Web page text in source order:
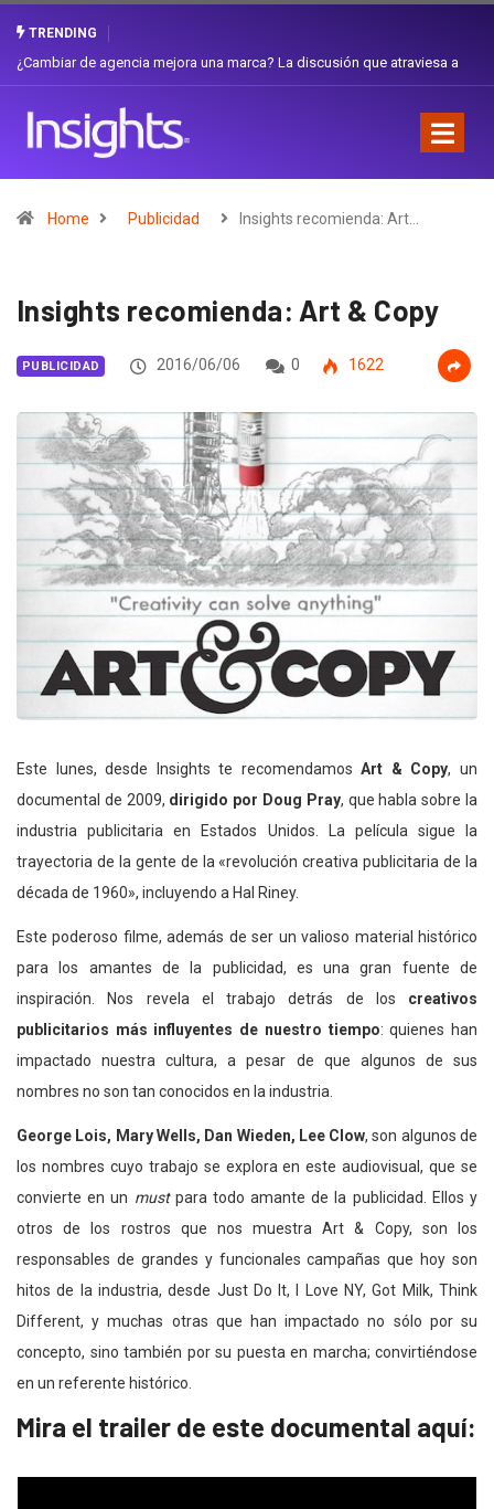
TRENDING
Gabriela Herrera y el arte de cambiarse el sombrero en Corporación
Home Publicidad Insights recomienda: Art…
Insights recomienda: Art & Copy
PUBLICIDAD 2016/06/06 0 1622
Este lunes, desde Insights te recomendamosArt & Copy, un
documental de 2009, dirigido por Doug Pray, que habla sobre la
industria publicitaria en Estados Unidos. La película sigue la
trayectoria de la gente de la «revolución creativa publicitaria de la
década de 1960», incluyendo a Hal Riney.
Este poderoso filme, además de ser un valioso material histórico
para los amantes de la publicidad, es una gran fuente de
inspiración. Nos revela el trabajo detrás de los creativos
publicitarios más influyentes de nuestro tiempo: quienes han
impactado nuestra cultura, a pesar de que algunos de sus
nombres no son tan conocidos en la industria.
George Lois, Mary Wells, Dan Wieden, Lee Clow, son algunos de
los nombres cuyo trabajo se explora en este audiovisual, que se
convierte en un mustpara todo amante de la publicidad. Ellos y
otros de los rostros que nos muestra Art & Copy, son los
responsables de grandes y funcionales campañas que hoy son
hitos de la industria, desde Just Do It, I Love NY, Got Milk, Think
Different, y muchas otras que han impactado no sólo por su
concepto, sino también por su puesta en marcha; convirtiéndose
en un referente histórico.
Mira el trailer de este documental aquí: